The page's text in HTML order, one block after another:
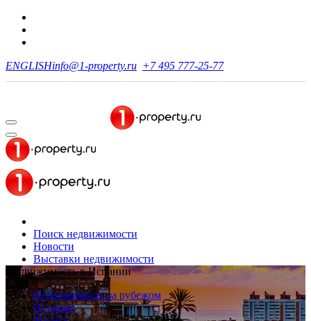
ENGLISHinfo@1-property.ru +7 495 777-25-77
Поиск недвижимости
Новости
Выставки недвижимости
Недвижимость в Испании
Недвижимость за рубежом
Испания